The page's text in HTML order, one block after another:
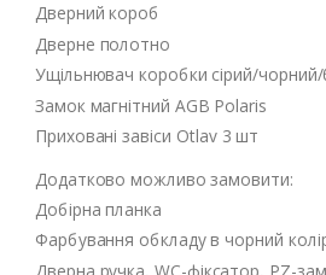
Дверний короб
Дверне полотно
Ущільнювач коробки сірий/чорний/
Замок магнітний AGB Polaris
Приховані завіси Otlav 3 шт
Додатково можливо замовити:
Добірна планка
Фарбування обкладу в чорний
Дверна ручка, WC-фіксатор, РZ-